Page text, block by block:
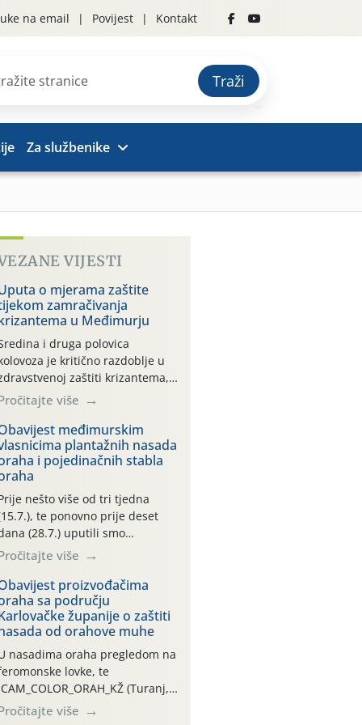
na email Povijest Kontakt
Traži
Za službenike
VIJESTI
o mjerama zaštite
zamračivanja
u Međimurju
i druga polovica
je kritično razdoblje u
zaštiti krizantema,
prije zamračivanja u proteklom
smo mjesecu tri puta upućivali
o preventivnim
zaštite krizantema od
uzročnika bolesti,
i fito-fagnih grinja (23.7.,
06.7.)! Na početku ovog
je zabilježeno je
i ekstremno vruće
razdoblje, uz
temperature […]
više
međimurskim
plantažnih nasada
i pojedinačnih stabla
nešto više od tri tjedna
te ponovno prije deset
(28.7.) uputili smo
vlasnicima plantažnih
nasada oraha i pojedinačnih
o početku leta i
potrebi usmjerenog
orahove muhe
completa)! Već
dana traje drugi
“toplinski udar”, koji
naročito izražen zadnja šest
(31.7.-05.8.), jer najviše
zraka svakodnevno
više
proizvođačima
sa području
županije o zaštiti
od orahove muhe
nasadima oraha pregledom na
lovke, te
CAM_COLOR_ORAH_KŽ (Turanj,
zabilježena je mala
više